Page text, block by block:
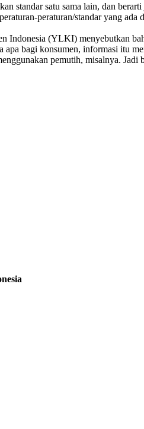
standar satu sama lain, dan
peraturan/standar yang ada
Indonesia (YLKI) menyebutkan
bagi konsumen, informasi itu
pemutih, misalnya.